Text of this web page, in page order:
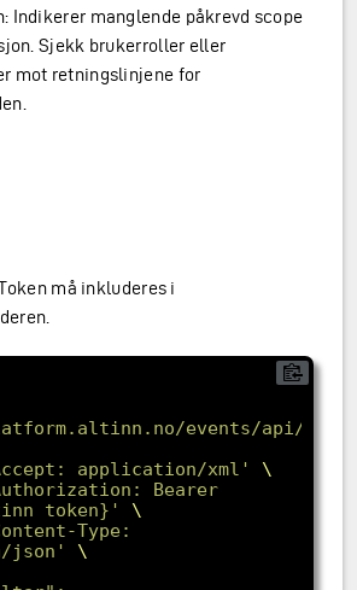
Indikerer manglende påkrevd scope
Sjekk brukerroller eller
mot retningslinjene for
må inkluderes i
events/api/v1/
application/xml'
Bearer
token}'
Type:
json'